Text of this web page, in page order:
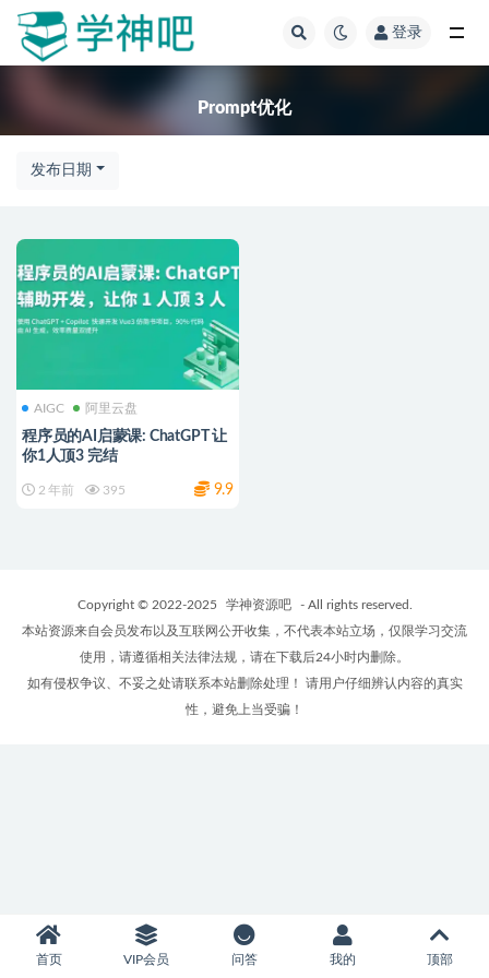
登录
Prompt优化
发布日期
AIGC 阿里云盘
程序员的AI启蒙课: ChatGPT 让
你1人顶3 完结
2 年前 395 9.9
Copyright © 2022-2025 学神资源吧
- All rights reserved.
本站资源来自会员发布以及互联网公开收集，不代表本站立场，仅限学习交流
使用，请遵循相关法律法规，请在下载后24小时内删除。
如有侵权争议、不妥之处请联系本站删除处理！ 请用户仔细辨认内容的真实
性，避免上当受骗！
首页 VIP会员 问答 我的 顶部